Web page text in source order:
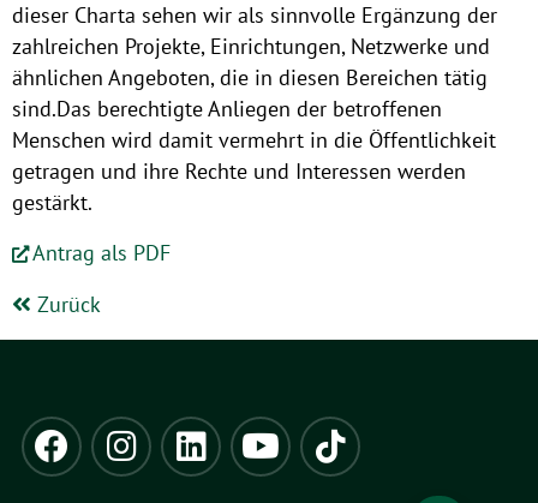
dieser Charta sehen wir als sinnvolle Ergänzung der
zahlreichen Projekte, Einrichtungen, Netzwerke und
ähnlichen Angeboten, die in diesen Bereichen tätig
sind.Das berechtigte Anliegen der betroffenen
Menschen wird damit vermehrt in die Öffentlichkeit
getragen und ihre Rechte und Interessen werden
gestärkt.
Antrag als PDF
Zurück